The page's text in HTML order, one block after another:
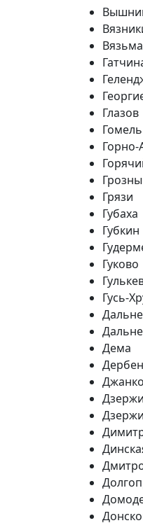
Вязьма
Глазов
Гомель
Горно-
Грязи
Губаха
Губкин
Гуково
Гусь-
Дема